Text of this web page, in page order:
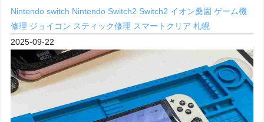
Nintendo switch Nintendo Switch2 Switch2 イオン桑園ゲーム機
修理 ジョイコン スティック修理 スマートクリア札幌
2025-09-22